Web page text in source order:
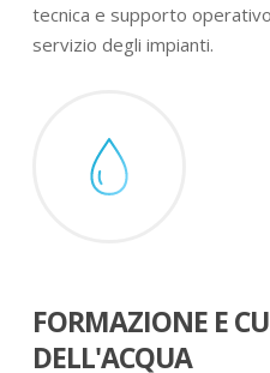
tecnica e supporto
servizio degli impianti.
FORMAZIONE E
DELL'ACQUA